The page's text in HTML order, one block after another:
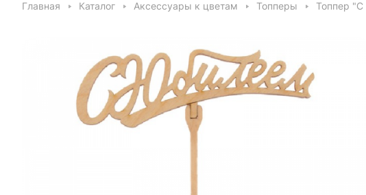
Главная Каталог Аксессуары к цветам Топперы Топпер